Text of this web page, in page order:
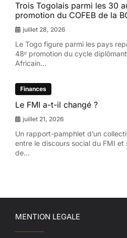
Trois Togolais parmi les 30
promotion du COFEB de la
juillet 28, 2026
Le Togo figure parmi les pays
48ᵉ promotion du cycle
Africain...
Finances
Le FMI a-t-il changé ?
juillet 21, 2026
Un rapport-pamphlet d’un
entre le discours social du FMI
de...
MENTION LEGALE